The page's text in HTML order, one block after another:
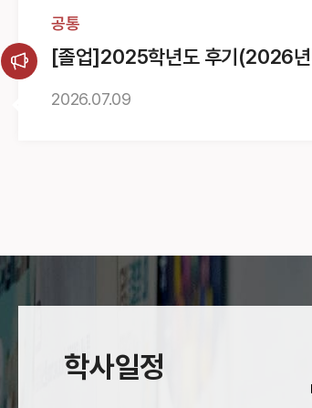
공통
[졸업]2025학년도 후기(2026
교부 안내
2026.07.09
학사일정